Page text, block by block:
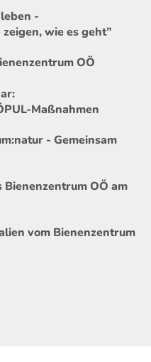
-
wie es geht”
OÖ
Maßnahmen
- Gemeinsam
OÖ am
vom Bienenzentrum